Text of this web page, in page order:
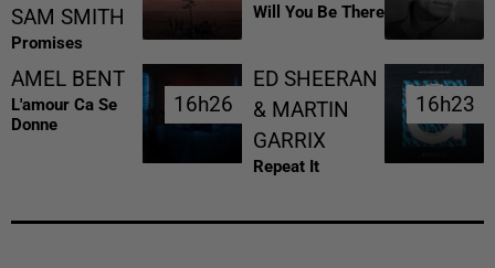
SAM SMITH
Promises
Will You Be There
AMEL BENT
L'amour Ca Se
Donne
16h26
16h26
ED SHEERAN
& MARTIN
GARRIX
Repeat It
16h23
16h23